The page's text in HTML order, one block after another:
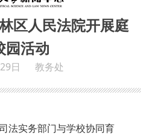
区人民法院开展庭
园活动
日 教务处
法实务部门与学校协同育